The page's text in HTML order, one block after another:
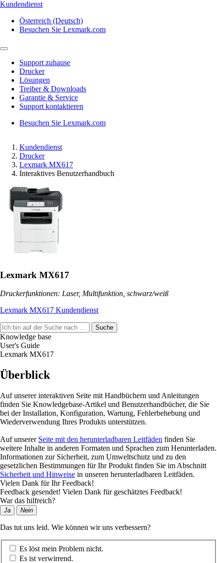
Kundendienst
Österreich (Deutsch)
Besuchen Sie Lexmark.com
Support zuhause
Drucker
Lösungen
Treiber & Downloads
Garantie & Service
Support kontaktieren
Besuchen Sie Lexmark.com
Kundendienst
Drucker
Lexmark MX617
Interaktives Benutzerhandbuch
Lexmark MX617
Druckerfunktionen: Laser, Multifunktion, schwarz/weiß
Lexmark MX617 Kundendienst
Suche
Knowledge base
User's Guide
Lexmark MX617
Überblick
Auf unserer interaktiven Seite mit Handbüchern und Anleitungen
finden Sie Knowledgebase-Artikel und Benutzerhandbücher, die Sie
bei der Installation, Konfiguration, Wartung, Fehlerbehebung und
Wiederverwendung Ihres Produkts unterstützen.
Auf unserer Seite mit den herunterladbaren Leitfäden finden Sie
weitere Inhalte in anderen Formaten und Sprachen zum Herunterladen.
Informationen zur Sicherheit, zum Umweltschutz und zu den
gesetzlichen Bestimmungen für Ihr Produkt finden Sie im Abschnitt
Sicherheit und Hinweise in unseren herunterladbaren Leitfäden.
Vielen Dank für Ihr Feedback!
Feedback gesendet! Vielen Dank für geschätztes Feedback!
War das hilfreich?
Ja Nein
Das tut uns leid. Wie können wir uns verbessern?
Es löst mein Problem nicht.
Es ist verwirrend.